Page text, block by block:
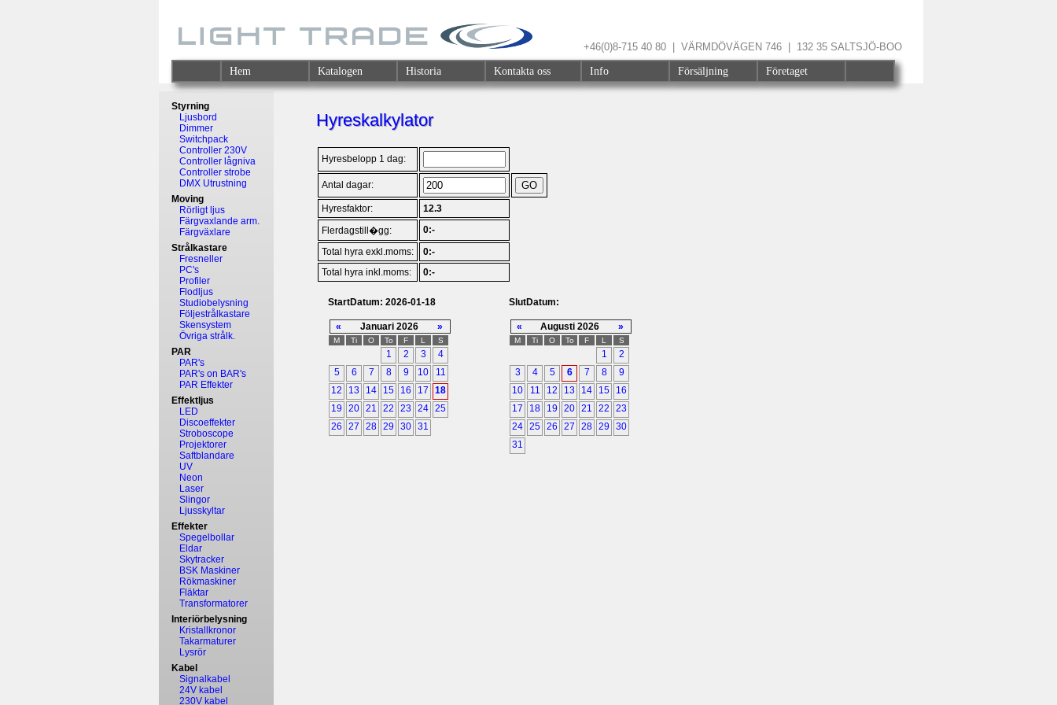
+46(0)8-715 40 80 | VÄRMDÖVÄGEN 746 | 132 35 SALTSJÖ-BOO
Hem Katalogen Historia Kontakta oss Info Försäljning Företaget
Styrning
Ljusbord
Dimmer
Switchpack
Controller 230V
Controller lågniva
Controller strobe
DMX Utrustning
Moving
Rörligt ljus
Färgvaxlande arm.
Färgväxlare
Strålkastare
Fresneller
PC's
Profiler
Flodljus
Studiobelysning
Följestrålkastare
Skensystem
Övriga strålk.
PAR
PAR's
PAR's on BAR's
PAR Effekter
Effektljus
LED
Discoeffekter
Stroboscope
Projektorer
Saftblandare
UV
Neon
Laser
Slingor
Ljusskyltar
Effekter
Spegelbollar
Eldar
Skytracker
BSK Maskiner
Rökmaskiner
Fläktar
Transformatorer
Interiörbelysning
Kristallkronor
Takarmaturer
Lysrör
Kabel
Signalkabel
24V kabel
230V kabel
Hyreskalkylator
Hyresbelopp 1 dag:
Antal dagar:
Hyresfaktor:
12.3
Flerdagstill�gg:
0:-
Total hyra exkl.moms:
0:-
Total hyra inkl.moms:
0:-
StartDatum: 2026-01-18
« Januari 2026 »
M Ti O To F L S
1 2 3
4
5
6 7 8 9 10
11
12
13 14 15 16 17
18
19
20 21 22 23 24 25
26
27 28 29 30 31
SlutDatum:
« Augusti 2026 »
M Ti O To F L S
1
2
3
4 5 6 7 8
9
10
11 12 13 14 15
16
17
18 19 20 21 22
23
24 25 26 27 28 29
30
31